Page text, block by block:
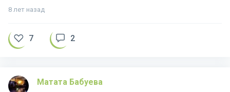
8 лет назад
Матата Бабуева